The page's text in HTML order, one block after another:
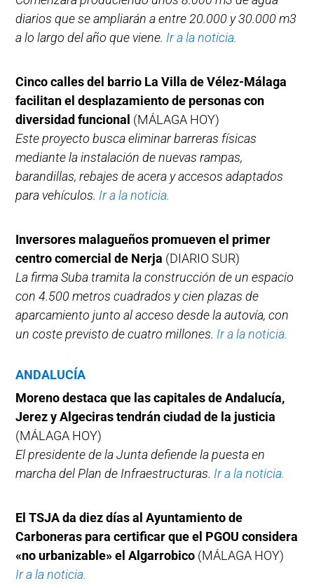
diarios que se ampliarán a entre 20.000 y 30.000 m3
a lo largo del año que viene. Ir a la noticia.
Cinco calles del barrio La Villa de Vélez-Málaga
facilitan el desplazamiento de personas con
diversidad funcional (MÁLAGA HOY)
Este proyecto busca eliminar barreras físicas
mediante la instalación de nuevas rampas,
barandillas, rebajes de acera y accesos adaptados
para vehículos. Ir a la noticia.
Inversores malagueños promueven el primer
centro comercial de Nerja (DIARIO SUR)
La firma Suba tramita la construcción de un espacio
con 4.500 metros cuadrados y cien plazas de
aparcamiento junto al acceso desde la autovía, con
un coste previsto de cuatro millones. Ir a la noticia.
ANDALUCÍA
Moreno destaca que las capitales de Andalucía,
Jerez y Algeciras tendrán ciudad de la justicia
(MÁLAGA HOY)
El presidente de la Junta defiende la puesta en
marcha del Plan de Infraestructuras. Ir a la noticia.
El TSJA da diez días al Ayuntamiento de
Carboneras para certificar que el PGOU considera
«no urbanizable» el Algarrobico (MÁLAGA HOY)
Ir a la noticia.